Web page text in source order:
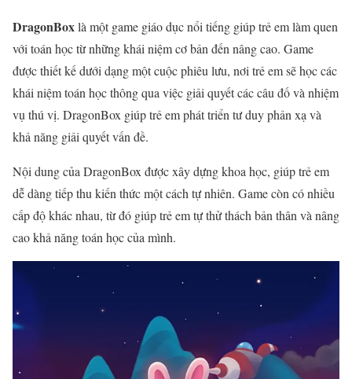
DragonBoxlà một game giáo dục nổi tiếng giúp trẻ em làm quen
với toán học từ những khái niệm cơ bản đến nâng cao. Game
được thiết kế dưới dạng một cuộc phiêu lưu, nơi trẻ em sẽ học các
khái niệm toán học thông qua việc giải quyết các câu đố và nhiệm
vụ thú vị. DragonBox giúp trẻ em phát triển tư duy phản xạ và
khả năng giải quyết vấn đề.
Nội dung của DragonBox được xây dựng khoa học, giúp trẻ em
dễ dàng tiếp thu kiến thức một cách tự nhiên. Game còn có nhiều
cấp độ khác nhau, từ đó giúp trẻ em tự thử thách bản thân và nâng
cao khả năng toán học của mình.